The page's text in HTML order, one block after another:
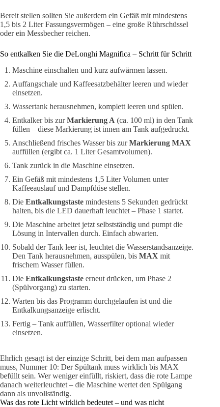
Bereit stellen sollten Sie außerdem ein Gefäß mit mindestens
1,5 bis 2 Liter Fassungsvermögen – eine große Rührschüssel
oder ein Messbecher reichen.
So entkalken Sie die DeLonghi Magnifica – Schritt für Schritt
Maschine einschalten und kurz aufwärmen lassen.
Auffangschale und Kaffeesatzbehälter leeren und wieder
einsetzen.
Wassertank herausnehmen, komplett leeren und spülen.
Entkalker bis zurMarkierung A (ca. 100 ml) in den Tank
füllen – diese Markierung ist innen am Tank aufgedruckt.
Anschließend frisches Wasser bis zurMarkierung MAX
auffüllen (ergibt ca. 1 Liter Gesamtvolumen).
Tank zurück in die Maschine einsetzen.
Ein Gefäß mit mindestens 1,5 Liter Volumen unter
Kaffeeauslauf und Dampfdüse stellen.
Die Entkalkungstaste mindestens 5 Sekunden gedrückt
halten, bis die LED dauerhaft leuchtet – Phase 1 startet.
Die Maschine arbeitet jetzt selbstständig und pumpt die
Lösung in Intervallen durch. Einfach abwarten.
Sobald der Tank leer ist, leuchtet die Wasserstandsanzeige.
Den Tank herausnehmen, ausspülen, bis MAX mit
frischem Wasser füllen.
Die Entkalkungstaste erneut drücken, um Phase 2
(Spülvorgang) zu starten.
Warten bis das Programm durchgelaufen ist und die
Entkalkungsanzeige erlischt.
Fertig – Tank auffüllen, Wasserfilter optional wieder
einsetzen.
Ehrlich gesagt ist der einzige Schritt, bei dem man aufpassen
muss, Nummer 10: Der Spültank muss wirklich bis MAX
befüllt sein. Wer weniger einfüllt, riskiert, dass die rote Lampe
danach weiterleuchtet – die Maschine wertet den Spülgang
dann als unvollständig.
Was das rote Licht wirklich bedeutet – und was nicht